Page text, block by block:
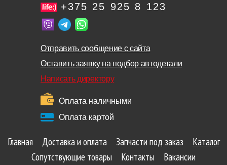
+375 25 925 8 123
Отправить сообщение с сайта
Оставить заявку на подбор автодетали
Написать директору
Оплата наличными
Оплата картой
Главная Доставка и оплата Запчасти под заказ
Каталог
Сопутствующие товары
Контакты
Вакансии